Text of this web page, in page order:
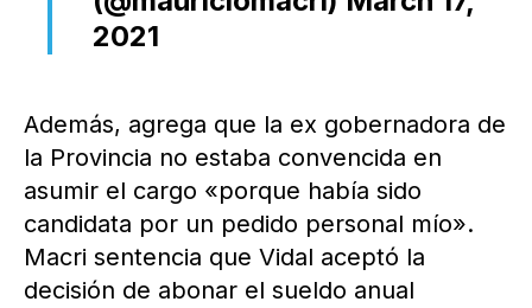
2021
Además, agrega que la ex gobernadora de
la Provincia no estaba convencida en
asumir el cargo «porque había sido
candidata por un pedido personal mío».
Macri sentencia que Vidal aceptó la
decisión de abonar el sueldo anual